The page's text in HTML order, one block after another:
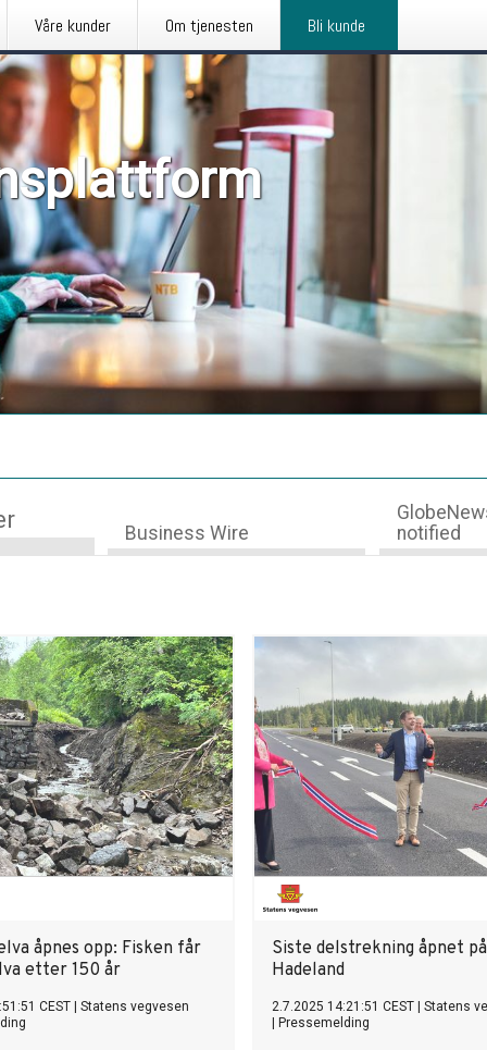
Våre kunder Om tjenesten Bli kunde
Business Wire
notified
åpnes opp: Fisken får
etter 150 år
CEST
Statens vegvesen
Siste delstrekning åpnet
Hadeland
2.7.2025 14:21:51 CEST
Statens
Pressemelding